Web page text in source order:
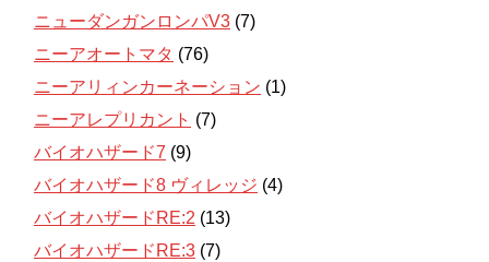
ニューダンガンロンパV3 (7)
ニーアオートマタ (76)
ニーアリィンカーネーション (1)
ニーアレプリカント (7)
バイオハザード7 (9)
バイオハザード8 ヴィレッジ (4)
バイオハザードRE:2 (13)
バイオハザードRE:3 (7)